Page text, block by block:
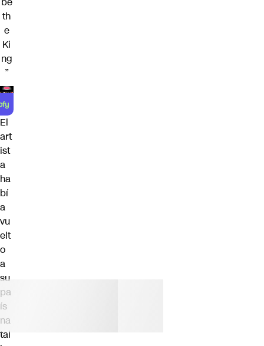
th
e
Ki
ng
”
El
art
ist
a
ha
bí
a
vu
elt
o
a
su
pa
ís
na
tal